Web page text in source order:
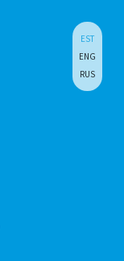
EST
ENG
RUS